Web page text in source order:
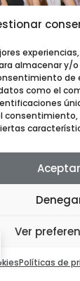
almacenar y/
como el
Aceptar
Ver
Políticas de